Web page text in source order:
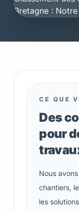
CE QUE
Des
pour
Nous
chantiers,
les